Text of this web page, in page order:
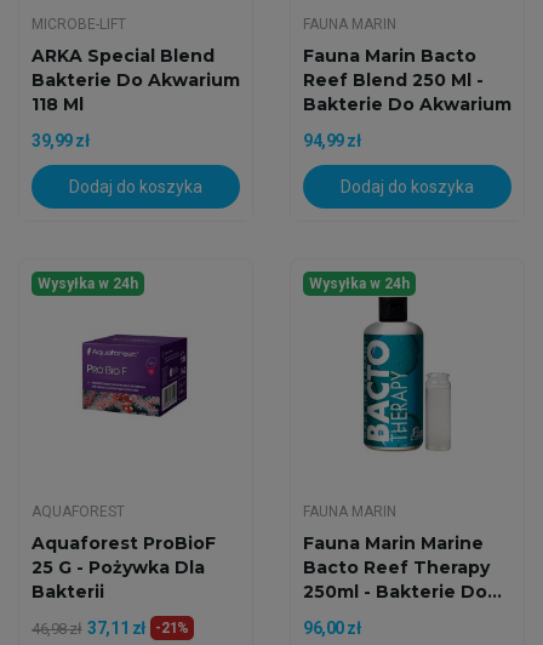
MICROBE-LIFT
ARKA Special Blend
Bakterie Do Akwarium
118 Ml
39,99 zł
Dodaj do koszyka
FAUNA MARIN
Fauna Marin Bacto
Reef Blend 250 Ml -
Bakterie Do Akwarium
94,99 zł
Dodaj do koszyka
Wysyłka w 24h
AQUAFOREST
Aquaforest ProBioF
25 G - Pożywka Dla
Bakterii
46,98 zł 37,11 zł -21%
Wysyłka w 24h
FAUNA MARIN
Fauna Marin Marine
Bacto Reef Therapy
250ml - Bakterie Do...
96,00 zł